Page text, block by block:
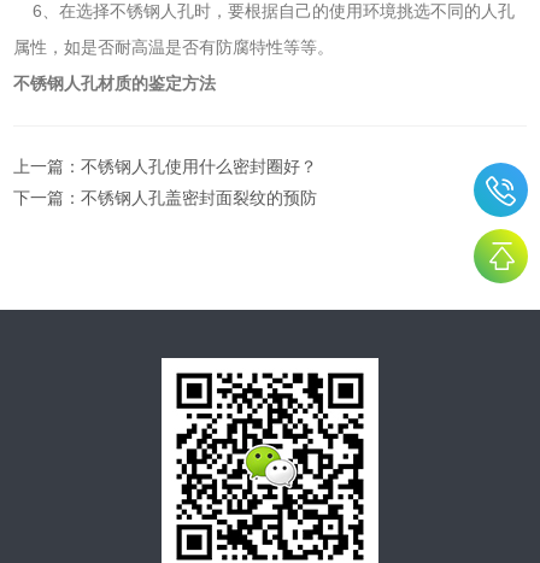
6、在选择不锈钢人孔时，要根据自己的使用环境挑选不同的人孔
属性，如是否耐高温是否有防腐特性等等。
不锈钢人孔材质的鉴定方法
上一篇：不锈钢人孔使用什么密封圈好？
下一篇：不锈钢人孔盖密封面裂纹的预防